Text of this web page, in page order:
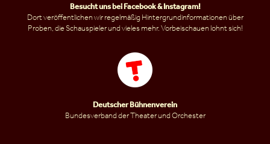
Besucht uns beiFacebook&Instagram!
Dort veröffentlichen wir regelmäßig Hintergrundinformationen über
Proben, die Schauspieler und vieles mehr. Vorbeischauen lohnt sich!
Deutscher Bühnenverein
Bundesverband der Theater und Orchester